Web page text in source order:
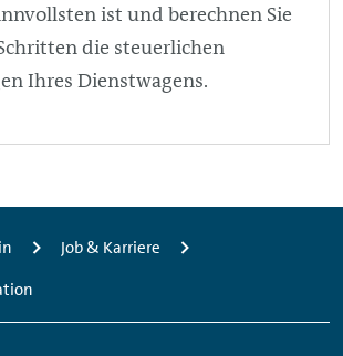
ist und berechnen Sie
die steuerlichen
Ihres Dienstwagens.
Job & Karriere